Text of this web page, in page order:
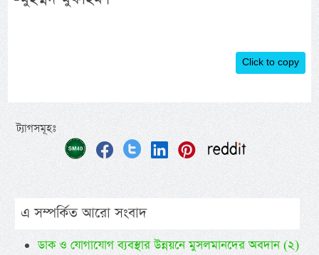
Click to copy
ট্যাগসমূহঃ
এ সম্পর্কিত আরো সংবাদ
ডাক ও যোগাযোগ ব্যবস্থার উন্নয়নে মুসলমানদের অবদান (২)